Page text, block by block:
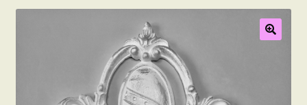
Warenkorb